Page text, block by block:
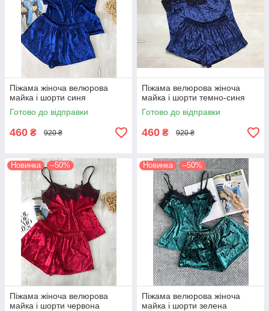
Піжама жіноча велюрова
майка і шорти синя
Готово до відправки
460 ₴ 920 ₴
Піжама велюрова жіноча
майка і шорти темно-синя
Готово до відправки
460 ₴ 920 ₴
Новинка –50%
Піжама жіноча велюрова
майка і шорти червона
Новинка –50%
Піжама велюрова жіноча
майка і шорти зелена